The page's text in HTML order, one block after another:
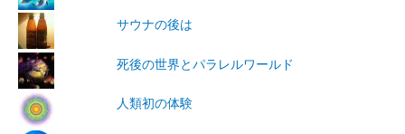
サウナの後は
死後の世界とパラレルワールド
人類初の体験